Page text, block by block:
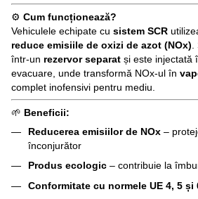
⚙️ Cum funcționează?
Vehiculele echipate cu sistem SCR
reduce emisiile de oxizi de azot (NOx)
într-un rezervor separat și este injectată
evacuare, unde transformă NOx-ul în
complet inofensivi pentru mediu.
🌱 Beneficii:
Reducerea emisiilor de NOx –
înconjurător
Produs ecologic – contribuie la
Conformitate cu normele UE 4, 5 și